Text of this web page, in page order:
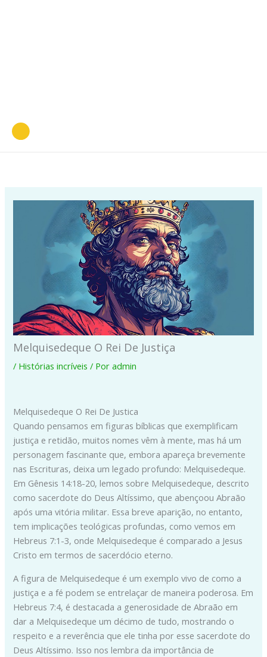
Melquisedeque O Rei De Justiça
/ Histórias incríveis / Poradmin
Melquisedeque O Rei De Justica
Quando pensamos em figuras bíblicas que exemplificam
justiça e retidão, muitos nomes vêm à mente, mas há um
personagem fascinante que, embora apareça brevemente
nas Escrituras, deixa um legado profundo: Melquisedeque.
Em Gênesis 14:18-20, lemos sobre Melquisedeque, descrito
como sacerdote do Deus Altíssimo, que abençoou Abraão
após uma vitória militar. Essa breve aparição, no entanto,
tem implicações teológicas profundas, como vemos em
Hebreus 7:1-3, onde Melquisedeque é comparado a Jesus
Cristo em termos de sacerdócio eterno.
A figura de Melquisedeque é um exemplo vivo de como a
justiça e a fé podem se entrelaçar de maneira poderosa. Em
Hebreus 7:4, é destacada a generosidade de Abraão em
dar a Melquisedeque um décimo de tudo, mostrando o
respeito e a reverência que ele tinha por esse sacerdote do
Deus Altíssimo. Isso nos lembra da importância de